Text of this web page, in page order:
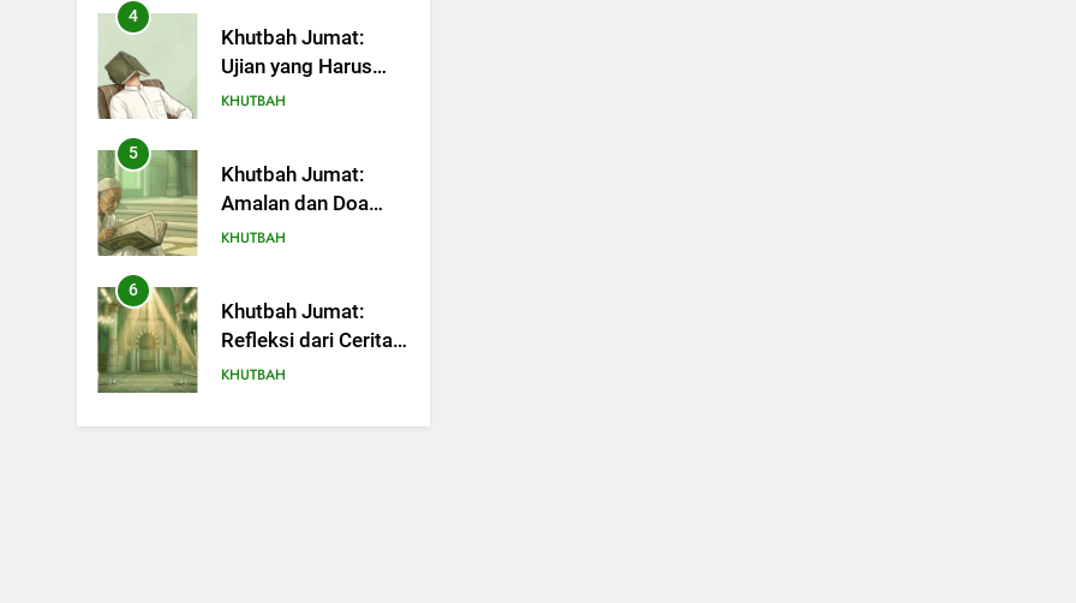
4
Khutbah Jumat:
Ujian yang Harus
Kita Syukuri
KHUTBAH
5
Khutbah Jumat:
Amalan dan Doa
Orang Tua agar
Dunia Akhirat
KHUTBAH
6
Khutbah Jumat:
Refleksi dari Cerita
Mimbar Rasulullah
KHUTBAH
7